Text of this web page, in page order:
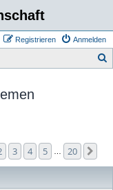
Anmelden
Registrieren
3 4 5 20